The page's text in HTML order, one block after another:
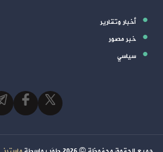
أخبار وتقارير
خبر مصور
سياسي